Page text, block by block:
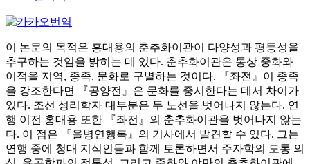
이 논문의 목적은 홍대용의 춘추화이관이 다양성과 평등성을
추구하는 것임을 밝히는 데 있다. 춘추화이관은 통상 중화와
이적을 지역, 종족, 문화로 구별하는 것이다. 『좌전』이 종족
을 강조한다면 『공양전』은 문화를 중시한다는 데서 차이가
있다. 조선 성리학자 대부분은 두 노선을 벗어나지 않는다. 연
행 이전 홍대용 또한 『좌전』의 춘추화이관을 벗어나지 않는
다. 이 점은 『을병연행록』의 기사에서 발견할 수 있다. 그는
연행 중에 청대 지식인들과 함께 토론하면서 주자학의 도통 의